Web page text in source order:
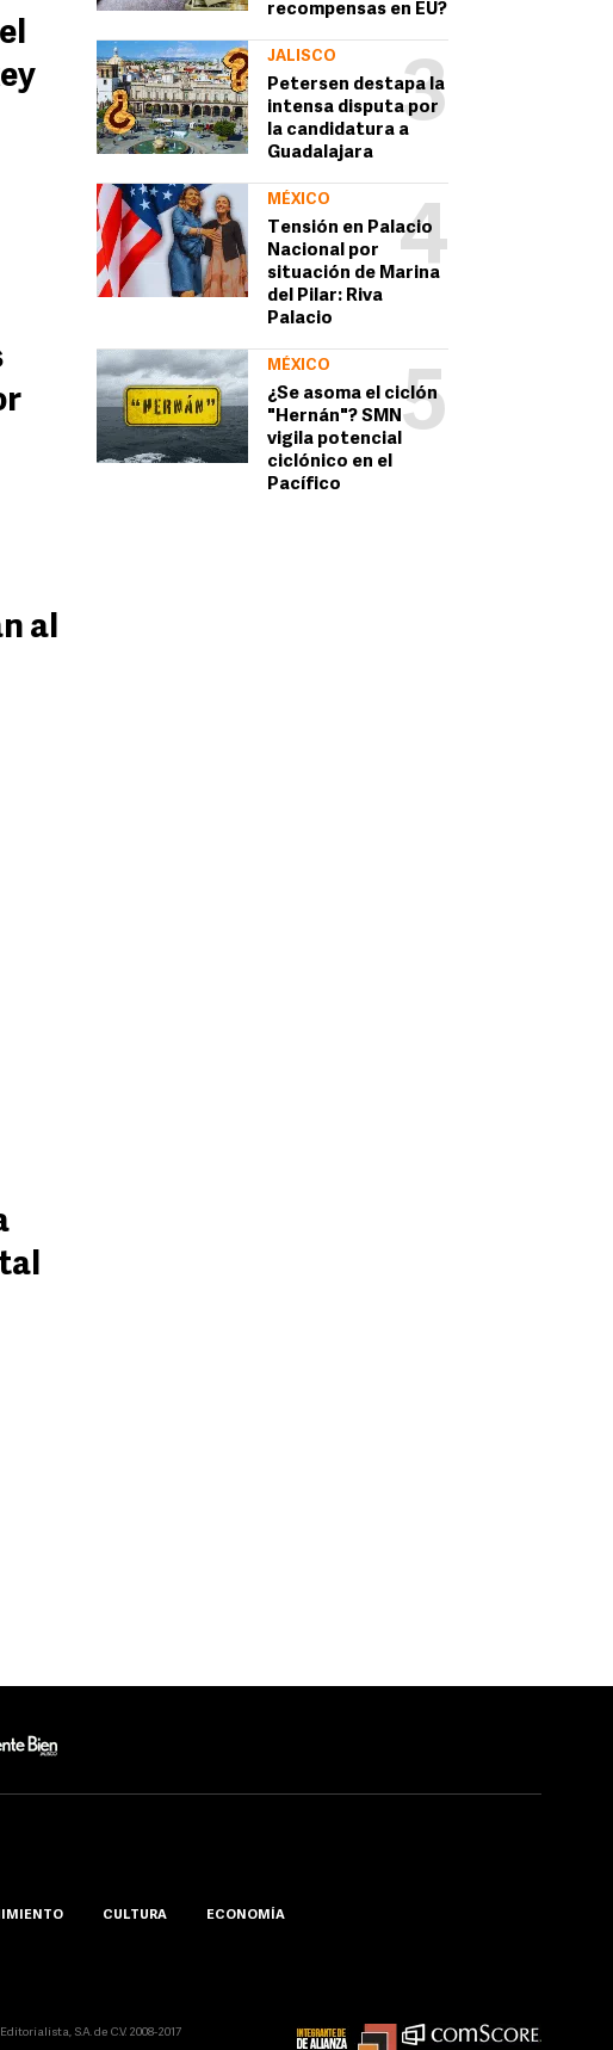
recompensas en EU?
3
JALISCO
Petersen destapa la
intensa disputa por
la candidatura a
Guadalajara
4
MÉXICO
Tensión en Palacio
Nacional por
situación de Marina
del Pilar: Riva
Palacio
5
MÉXICO
¿Se asoma el ciclón
"Hernán"? SMN
vigila potencial
ciclónico en el
Pacífico
al
CULTURA ECONOMÍA
S.A. de C.V. 2008-2017